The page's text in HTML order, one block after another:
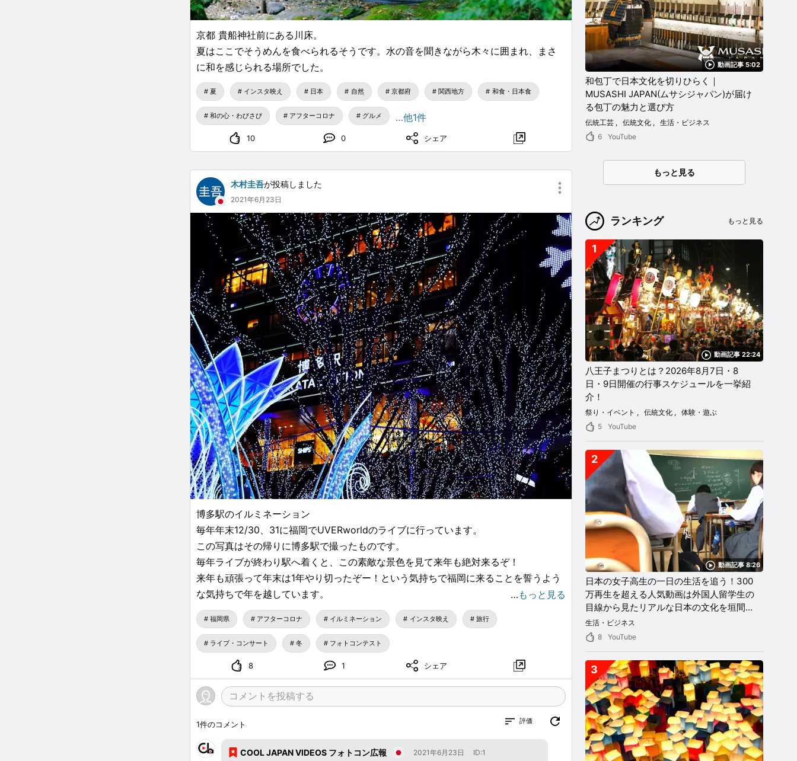
京都 貴船神社前にある川床。
夏はここでそうめんを食べられるそうです。水の音を聞きながら木々に囲まれ、まさ
に和を感じられる場所でした。
夏 インスタ映え 日本 自然 京都府 関西地方 和食・日本食
和の心・わびさび アフターコロナ グルメ …他1件
10 0 シェア
木村圭吾が投稿しました
2021年6月23日
博多駅のイルミネーション
毎年年末12/30、31に福岡でUVERworldのライブに行っています。
この写真はその帰りに博多駅で撮ったものです。
毎年ライブが終わり駅へ着くと、この素敵な景色を見て来年も絶対来るぞ！
来年も頑張って年末は1年やり切ったぞー！という気持ちで福岡に来ることを誓うよう
な気持ちで年を越しています。
コロナ禍になり、旅行へ行くことも、ライブが開催されることも難しくなっていて今
年は行けるのかなと不安に思ってしまいます。辛いことがあっても年末ここへ来るこ
とを原動力としている、それくらいUVERworldのライブと音楽はかけがえのないもの
だし、博多の街並みや美味しいご飯も大好きになりました！
早くコロナが終息して、以前のように幸せな年末が過ごせる日が1日でも早く訪れて欲
しいなと投稿していてしみじみと思いました。
今は出口の見えない状況ですが、きっと訪れる「その日」を待ち続けながら日々頑張
っていこうと思います。
… もっと見る
福岡県 アフターコロナ イルミネーション インスタ映え 旅行
ライブ・コンサート 冬 フォトコンテスト
8 1 シェア
1件のコメント 評価
COOL JAPAN VIDEOS フォトコン広報 2021年6月23日 ID:1
動画記事 5:02
和包丁で日本文化を切りひらく｜
MUSASHI JAPAN(ムサシジャパン)が届け
る包丁の魅力と選び方
伝統工芸 伝統文化
生活・ビジネス
6
YouTube
もっと見る
ランキング もっと見る
動画記事 22:24
1
八王子まつりとは？2026年8月7日・8
日・9日開催の行事スケジュールを一挙紹
介！
祭り・イベント 伝統文化
体験・遊ぶ
5
YouTube
動画記事 8:26
2
日本の女子高生の一日の生活を追う！300
万再生を超える人気動画は外国人留学生の
目線から見たリアルな日本の文化を垣間見
ることができる！
生活・ビジネス
8
YouTube
3